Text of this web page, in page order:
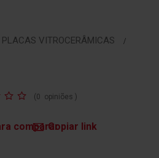
PLACAS VITROCERÂMICAS
compararCopiar link
(0 opiniões )